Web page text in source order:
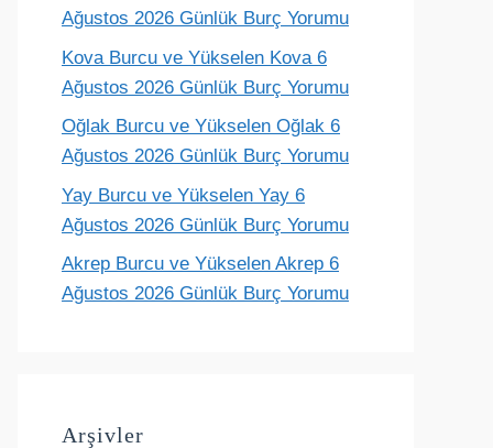
Ağustos 2026 Günlük Burç Yorumu
Kova Burcu ve Yükselen Kova 6
Ağustos 2026 Günlük Burç Yorumu
Oğlak Burcu ve Yükselen Oğlak 6
Ağustos 2026 Günlük Burç Yorumu
Yay Burcu ve Yükselen Yay 6
Ağustos 2026 Günlük Burç Yorumu
Akrep Burcu ve Yükselen Akrep 6
Ağustos 2026 Günlük Burç Yorumu
Arşivler